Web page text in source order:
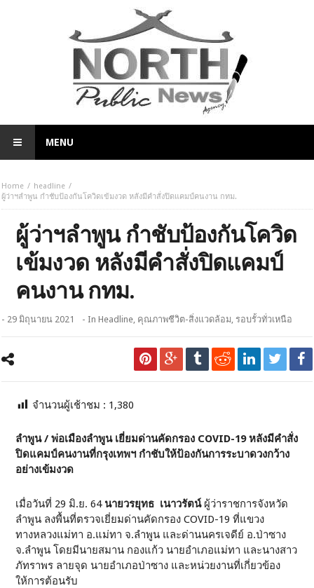
MENU
Home
headline
ผู้ว่าฯลำพูน กำชับป้องกันโควิดเข้มงวด หลังมีคำสั่งปิดแคมป์คนงาน กทม.
ผู้ว่าฯลำพูน กำชับป้องกันโควิด
เข้มงวด หลังมีคำสั่งปิดแคมป์
คนงาน กทม.
- 29 มิถุนายน 2021 - InHeadline, คุณภาพชีวิต-สิ่งแวดล้อม, รอบรั้วทั่วเหนือ
จำนวนผู้เช้าชม : 1,380
ลำพูน / พ่อเมืองลำพูน เยี่ยมด่านคัดกรอง COVID-19 หลังมีคำสั่ง
ปิดแคมป์คนงานที่กรุงเทพฯ กำชับให้ป้องกันการระบาดวงกว้าง
อย่างเข้มงวด
เมื่อวันที่ 29 มิ.ย. 64 นายวรยุทธ เนาวรัตน์ผู้ว่าราชการจังหวัด
ลำพูน ลงพื้นที่ตรวจเยี่ยมด่านคัดกรอง COVID-19 ที่แขวง
ทางหลวงแม่ทา อ.แม่ทา จ.ลำพูน และด่านนครเจดีย์ อ.ป่าซาง
จ.ลำพูน โดยมีนายสมาน กองแก้ว นายอำเภอแม่ทา และนางสาว
ภัทราพร ลายจุด นายอำเภอป่าซาง และหน่วยงานที่เกี่ยวข้อง
ให้การต้อนรับ